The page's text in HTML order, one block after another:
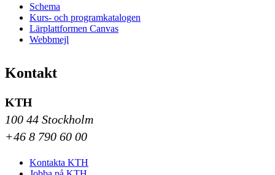
Schema
Kurs- och programkatalogen
Lärplattformen Canvas
Webbmejl
Kontakt
KTH
100 44 Stockholm
+46 8 790 60 00
Kontakta KTH